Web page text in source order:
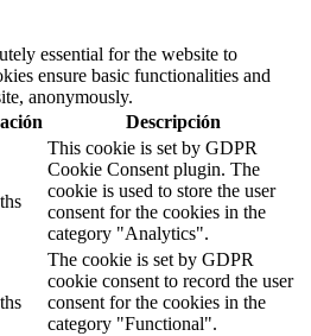
essential for the website to
ensure basic functionalities and
anonymously.
Descripción
This cookie is set by GDPR
Cookie Consent plugin. The
cookie is used to store the user
consent for the cookies in the
category "Analytics".
The cookie is set by GDPR
cookie consent to record the user
consent for the cookies in the
category "Functional".